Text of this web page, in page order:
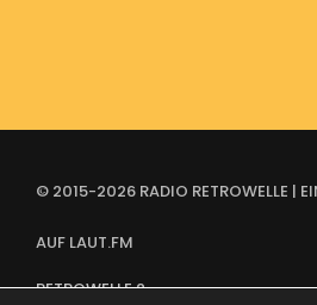
© 2015-2026 RADIO RETROWELLE |
AUF LAUT.FM
RETROWELLE 2